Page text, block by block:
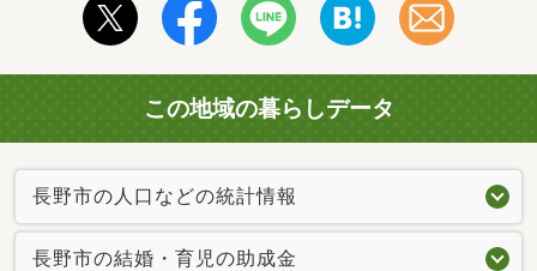
この地域の暮らしデータ
長野市の人口などの統計情報
長野市の結婚・育児の助成金